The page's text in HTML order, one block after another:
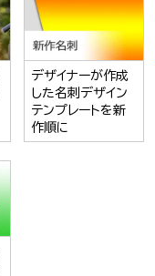
デザイナーが作成
した名刺デザイン
テンプレートを新
作順に